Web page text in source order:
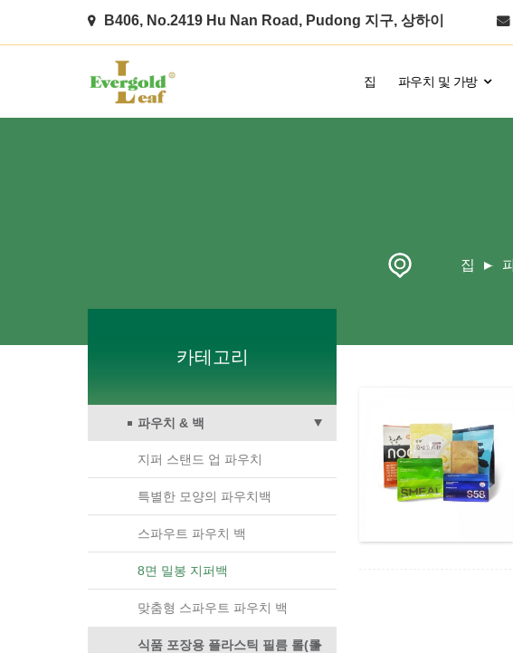
B406, No.2419 Hu Nan Road, Pudong 지구, 상하이
집 파우치 및 가방
집
카테고리
파우치 & 백
지퍼 스탠드 업 파우치
특별한 모양의 파우치백
스파우트 파우치 백
8면 밀봉 지퍼백
맞춤형 스파우트 파우치 백
식품 포장용 플라스틱 필름 롤(롤